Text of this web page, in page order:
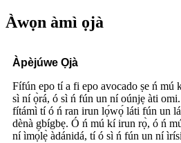
Àwọn àmì ọjà
Àpèjúwe Ọjà
Fífún epo tí a fi epo avocado ṣe ń mú
sì ní ọ̀rá, ó sì ń fún un ní oúnjẹ àti
fítámì tí ó ń ran irun lọ́wọ́ láti fún un
dènà gbígbẹ. Ó ń mú kí irun rọ̀, ó ń
ní ìmọ́lẹ̀ àdánidá, tí ó sì ń fún un ní